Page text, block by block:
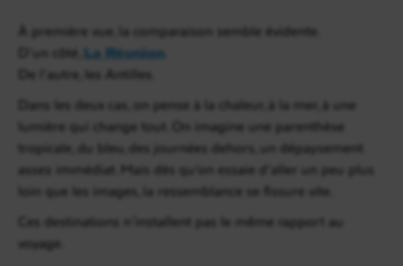
À première vue, la comparaison semble évidente.
D’un côté, La Réunion
De l’autre, les Antilles.
Dans les deux cas, on pense à la chaleur, à la mer, à une
lumière qui change tout. On imagine une parenthèse
tropicale, du bleu, des journées dehors, un dépaysement
assez immédiat. Mais dès qu’on essaie d’aller un peu plus
loin que les images, la ressemblance se fissure vite.
Ces destinations n’installent pas le même rapport au
voyage.